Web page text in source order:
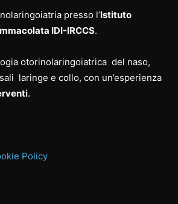
presso l’Istituto
IDI-IRCCS.
otorinolaringoiatrica del naso,
laringe e collo, con un’esperienza
.
Policy